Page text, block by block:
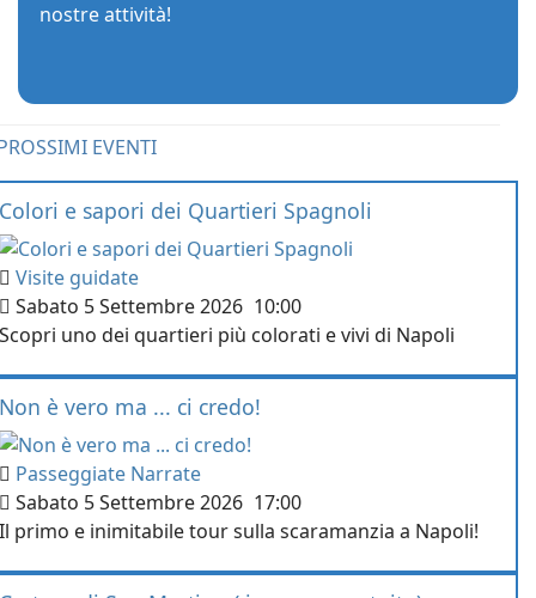
nostre attività!
EVENTI
Colori e sapori dei Quartieri Spagnoli
Visite guidate
Sabato 5 Settembre 2026 10:00
Scopri uno dei quartieri più colorati e vivi di Napoli
Non è vero ma ... ci credo!
Passeggiate Narrate
Sabato 5 Settembre 2026 17:00
Il primo e inimitabile tour sulla scaramanzia a Napoli!